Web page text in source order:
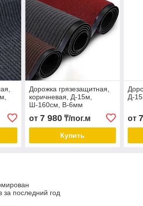
Дорожка грязезащитная,
коричневая, Д-15м,
Ш-160см, В-6мм
от 7 980₸/пог.м
Купить
Д-
от
за последний год